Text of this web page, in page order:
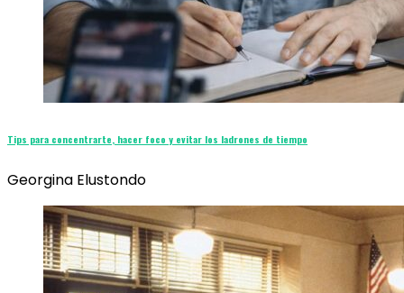
Tips para concentrarte, hacer foco y evitar los ladrones de tiempo
Georgina Elustondo